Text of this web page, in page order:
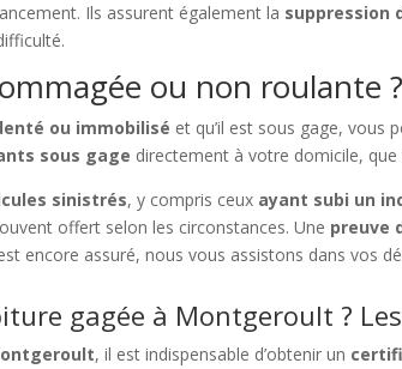
Ils assurent également la suppression
ou non roulante
ou immobilisé et qu’il est sous gage, vous
sous gage directement à votre domicile,
sinistrés, y compris ceux ayant subi un
offert selon les circonstances. Une preuve
encore assuré, nous vous assistons dans vos
gagée à Montgeroult ?
, il est indispensable d’obtenir un